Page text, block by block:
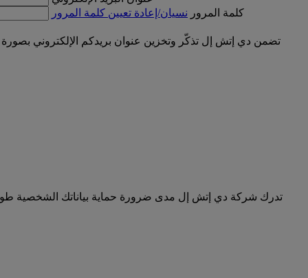
كلمة المرور نسيان/إعادة تعيين كلمة المرور
تضمن دي إتش إل تذكّر وتخزين عنوان بريدكم الإلكتروني
تدرك شركة دي إتش إل مدى ضرورة حماية بياناتك الشخصية